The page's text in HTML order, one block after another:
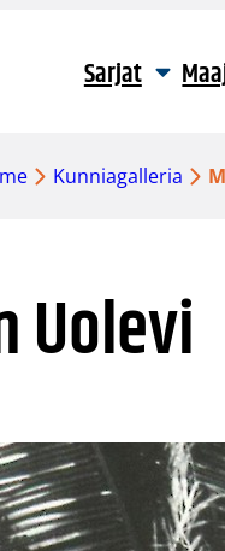
Sarjat
Kunniagalleria
Uolevi